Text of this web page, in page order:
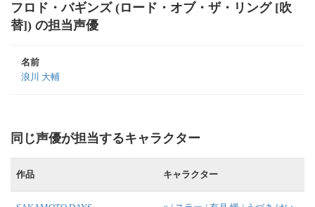
フロド・バギンズ (ロード・オブ・ザ・リング [吹
替]) の担当声優
名前
浪川 大輔
同じ声優が担当するキャラクター
作品 キャラクター